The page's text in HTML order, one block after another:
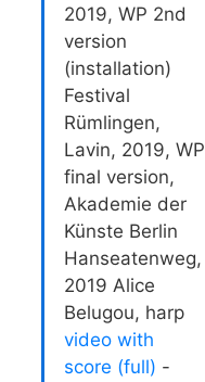
2019, WP 2nd
version
(installation)
Festival
Rümlingen,
Lavin, 2019, WP
final version,
Akademie der
Künste Berlin
Hanseatenweg,
2019 Alice
Belugou, harp
video with
score (full) -